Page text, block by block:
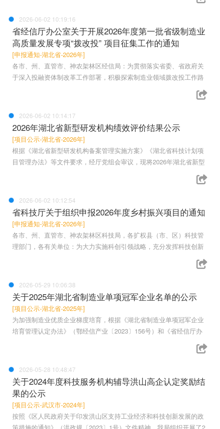
2026-06-02 10:19:16
省经信厅办公室关于开展2026年度第一批省级制造业
高质量发展专项“拨改投” 项目征集工作的通知
[申报通知-湖北省-2026年]
各市、州、直管市、神农架林区经信局：为贯彻落实省委、省政府关
于深入投融资体制改革工作部署，积极探索制造业领域拨改投工作路
2026-06-02 10:14:17
2026年湖北省新型研发机构绩效评价结果公示
[项目公示-湖北省-2026年]
根据《湖北省新型研发机构备案管理实施方案》《湖北省科技计划项
目管理办法》等文件要求，经厅党组会审议，现将2026年湖北省新型
2026-06-02 10:12:54
省科技厅关于组织申报2026年度乡村振兴项目的通知
[申报通知-湖北省-2026年]
各市、州、直管市、神农架林区科技局，各扩权县（市、区）科技管
理部门，各有关单位：为大力实施科创引领战略，充分发挥科技创新
2026-05-29 10:06:38
关于2025年湖北省制造业单项冠军企业名单的公示
[项目公示-湖北省-2025年]
为加强制造业优质企业梯度培育，根据《湖北省制造业单项冠军企业
培育管理认定办法》（鄂经信产业〔2023〕156号）和《省经信厅办
2026-05-28 10:48:47
关于2024年度科技服务机构辅导洪山高企认定奖励结
果的公示
[项目公示-武汉市-2024年]
按照《区人民政府关于印发洪山区支持工业经济和科技创新发展的政